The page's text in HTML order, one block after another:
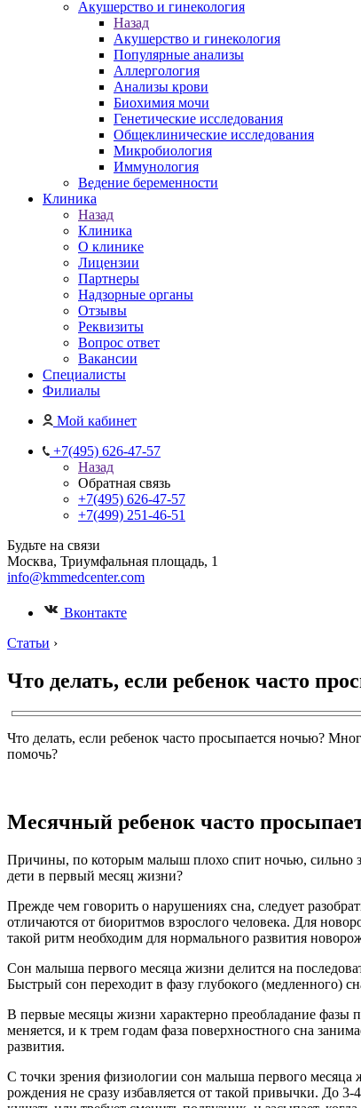
Акушерство и гинекология
Назад
Акушерство и гинекология
Популярные анализы
Аллергология
Анализы крови
Биохимия мочи
Генетические исследования
Общеклинические исследования
Микробиология
Иммунология
Ведение беременности
Клиника
Назад
Клиника
О клинике
Лицензии
Партнеры
Надзорные органы
Отзывы
Реквизиты
Вопрос ответ
Вакансии
Специалисты
Филиалы
Мой кабинет
+7(495) 626-47-57
Назад
Обратная связь
+7(495) 626-47-57
+7(499) 251-46-51
Будьте на связи
Москва, Триумфальная площадь, 1
info@kmmedcenter.com
Вконтакте
Статьи ›
Что делать, если ребенок часто
Что делать, если ребенок часто просыпается ночью?
помочь?
Месячный ребенок часто
Причины, по которым малыш плохо спит ночью, сильно
дети в первый месяц жизни?
Прежде чем говорить о нарушениях сна, следует
отличаются от биоритмов взрослого человека. Для
такой ритм необходим для нормального развития
Сон малыша первого месяца жизни делится на
Быстрый сон переходит в фазу глубокого (медленного)
В первые месяцы жизни характерно преобладание фазы
меняется, и к трем годам фаза поверхностного сна
развития.
С точки зрения физиологии сон малыша первого месяца
рождения не сразу избавляется от такой привычки. До